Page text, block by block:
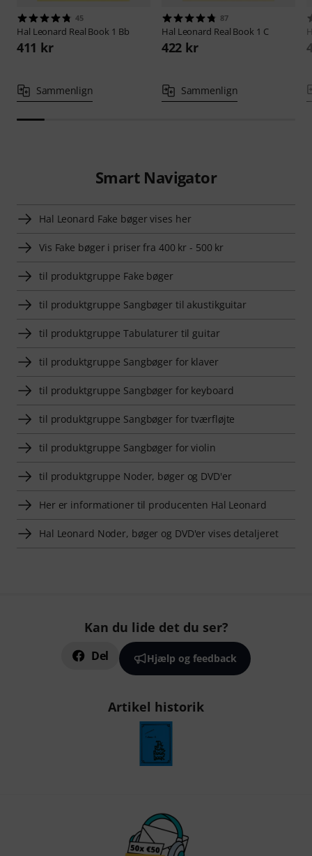
45
Hal Leonard Real Book 1 Bb
411 kr
Sammenlign
87
Hal Leonard Real Book 1 C
422 kr
Sammenlign
Smart Navigator
Hal Leonard Fake bøger vises her
Vis Fake bøger i priser fra 400 kr - 500 kr
til produktgruppe Fake bøger
til produktgruppe Sangbøger til akustikguitar
til produktgruppe Tabulaturer til guitar
til produktgruppe Sangbøger for klaver
til produktgruppe Sangbøger for keyboard
til produktgruppe Sangbøger for tværfløjte
til produktgruppe Sangbøger for violin
til produktgruppe Noder, bøger og DVD'er
Her er informationer til producenten Hal Leonard
Hal Leonard Noder, bøger og DVD'er vises detaljeret
Kan du lide det du ser?
Del Hjælp og feedback
Artikel historik